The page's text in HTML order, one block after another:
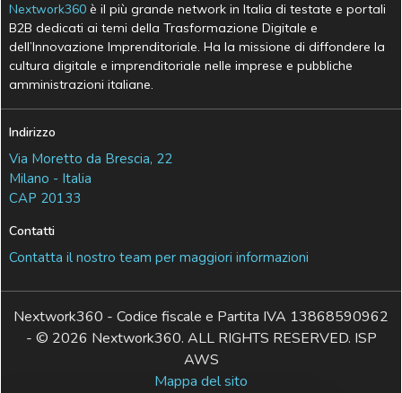
Nextwork360 è il più grande network in Italia di testate e portali
B2B dedicati ai temi della Trasformazione Digitale e
dell’Innovazione Imprenditoriale. Ha la missione di diffondere la
cultura digitale e imprenditoriale nelle imprese e pubbliche
amministrazioni italiane.
Indirizzo
Via Moretto da Brescia, 22
Milano - Italia
CAP 20133
Contatti
Contatta il nostro team per maggiori informazioni
Nextwork360 - Codice fiscale e Partita IVA 13868590962
- © 2026 Nextwork360. ALL RIGHTS RESERVED. ISP
AWS
Mappa del sito